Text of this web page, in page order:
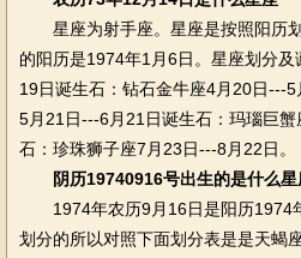
星座为射手座。星座是按照阳历
的阳历是1974年1月6日。星座划分
19日诞生石：钻石金牛座4月20日---
5月21日---6月21日诞生石：玛瑙巨
石：珍珠狮子座7月23日---8月22日。
阴历19740916号出生的是什么星
1974年农历9月16日是阳历1974
划分的所以对照下面划分表是是天蝎